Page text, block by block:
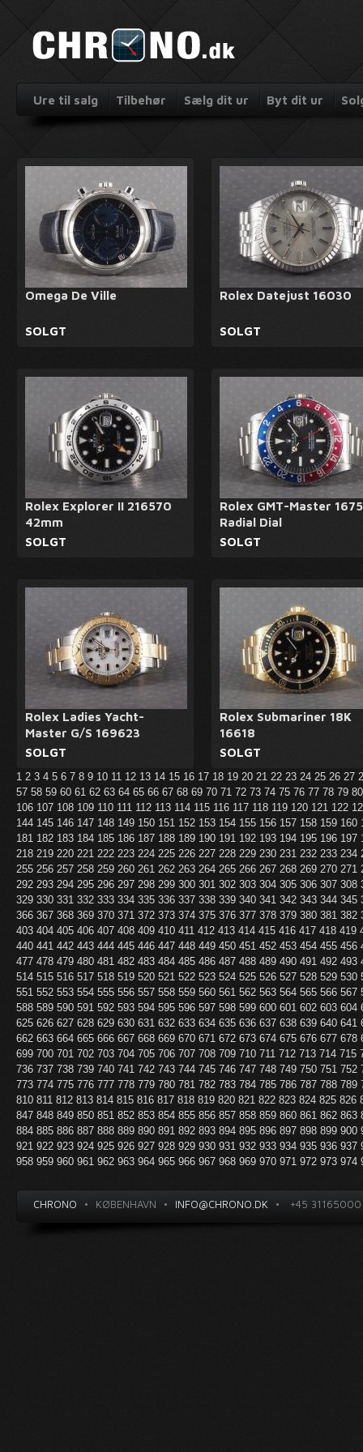
Ure til salg Tilbehør Sælg dit ur Byt dit ur
Omega De Ville
SOLGT
Rolex Datejust 16030
SOLGT
Rolex Explorer II 216570
42mm
SOLGT
Rolex GMT-Master 1675
Radial Dial
SOLGT
Rolex Ladies Yacht-
Master G/S 169623
SOLGT
Rolex Submariner 18K
16618
SOLGT
1 2 3 4 5 6 7 8 9 10 11 12 13 14 15 16 17 18 19 20 21 22 23 24 25 26 27
57 58 59 60 61 62 63 64 65 66 67 68 69 70 71 72 73 74 75 76 77 78 79
106 107 108 109 110 111 112 113 114 115 116 117 118 119 120 121 122
144 145 146 147 148 149 150 151 152 153 154 155 156 157 158 159 160
181 182 183 184 185 186 187 188 189 190 191 192 193 194 195 196 197
218 219 220 221 222 223 224 225 226 227 228 229 230 231 232 233 234
255 256 257 258 259 260 261 262 263 264 265 266 267 268 269 270 271
292 293 294 295 296 297 298 299 300 301 302 303 304 305 306 307 308
329 330 331 332 333 334 335 336 337 338 339 340 341 342 343 344 345
366 367 368 369 370 371 372 373 374 375 376 377 378 379 380 381 382
403 404 405 406 407 408 409 410 411 412 413 414 415 416 417 418 419
440 441 442 443 444 445 446 447 448 449 450 451 452 453 454 455 456
477 478 479 480 481 482 483 484 485 486 487 488 489 490 491 492 493
514 515 516 517 518 519 520 521 522 523 524 525 526 527 528 529 530
551 552 553 554 555 556 557 558 559 560 561 562 563 564 565 566 567
588 589 590 591 592 593 594 595 596 597 598 599 600 601 602 603 604
625 626 627 628 629 630 631 632 633 634 635 636 637 638 639 640 641
662 663 664 665 666 667 668 669 670 671 672 673 674 675 676 677 678
699 700 701 702 703 704 705 706 707 708 709 710 711 712 713 714 715
736 737 738 739 740 741 742 743 744 745 746 747 748 749 750 751 752
773 774 775 776 777 778 779 780 781 782 783 784 785 786 787 788 789
810 811 812 813 814 815 816 817 818 819 820 821 822 823 824 825 826
847 848 849 850 851 852 853 854 855 856 857 858 859 860 861 862 863
884 885 886 887 888 889 890 891 892 893 894 895 896 897 898 899 900
921 922 923 924 925 926 927 928 929 930 931 932 933 934 935 936 937
958 959 960 961 962 963 964 965 966 967 968 969 970 971 972 973 974
CHRONO • KØBENHAVN • INFO@CHRONO.DK • +45 31165000